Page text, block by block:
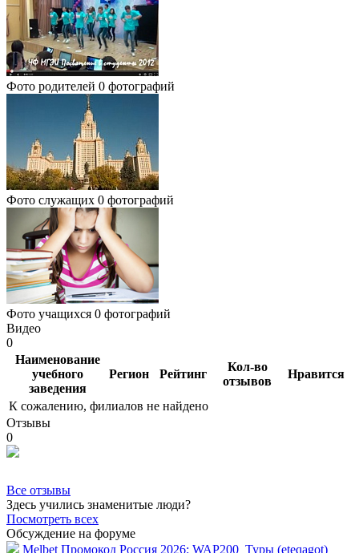
Фото родителей 0 фотографий
Фото служащих 0 фотографий
Фото учащихся 0 фотографий
Видео
0
Наименование
учебного
заведения
Регион Рейтинг
Кол-во
отзывов
Нравится
К сожалению, филиалов не найдено
Отзывы
0
Все отзывы
Здесь учились знаменитые люди?
Посмотреть всех
Обсуждение на форуме
Melbet Промокод Россия 2026: WAP200 Туры (eteqagot)